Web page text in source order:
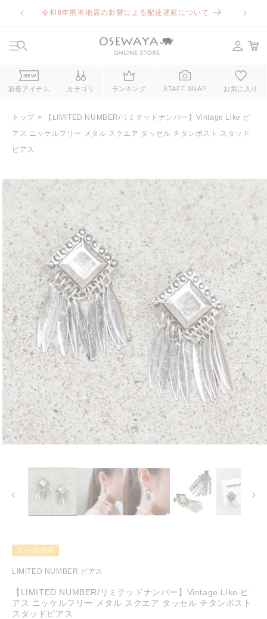
ンツに令和8年熊本地震の影響による配達遅延について
NEW
新着アイテム カテゴリ ランキング STAFF SNAP お気に入り
トップ
【LIMITED NUMBER/リミテッドナンバー】Vintage Like ピ
アス ニッケルフリー メタル スクエア タッセル チタンポスト スタッド
ピアス
商品情
報にス
キップ
メール便可
LIMITED NUMBER ピアス
【LIMITED NUMBER/リミテッドナンバー】Vintage Like ピ
アス ニッケルフリー メタル スクエア タッセル チタンポスト
スタッドピアス